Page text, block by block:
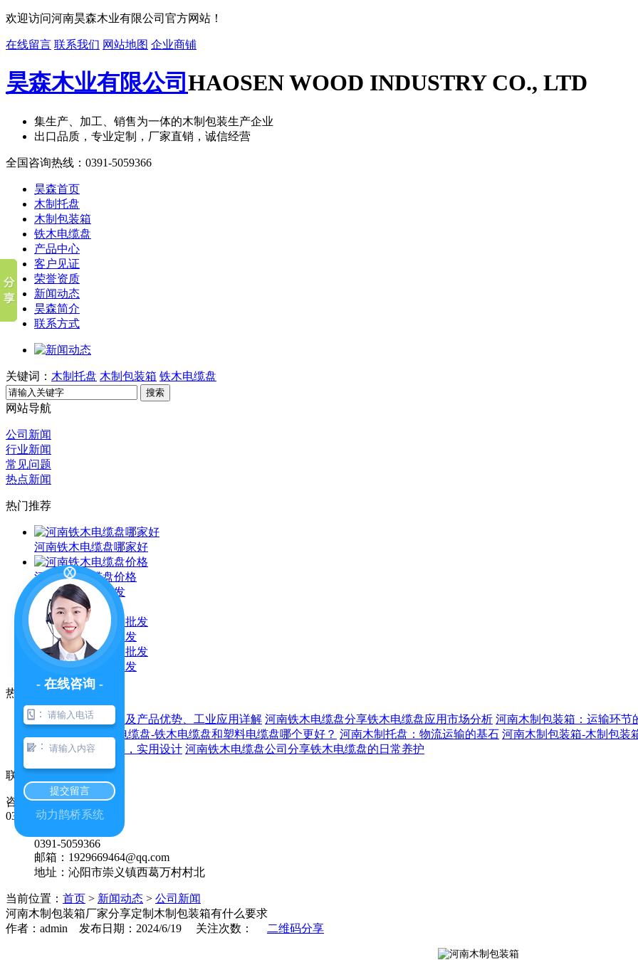
欢迎访问河南昊森木业有限公司官方网站！
在线留言 联系我们 网站地图 企业商铺
昊森木业有限公司HAOSEN WOOD INDUSTRY CO., LTD
集生产、加工、销售为一体的木制包装生产企业
出口品质，专业定制，厂家直销，诚信经营
全国咨询热线： 0391-5059366
昊森首页
木制托盘
木制包装箱
铁木电缆盘
产品中心
客户见证
荣誉资质
新闻动态
昊森简介
联系方式
关键词： 木制托盘 木制包装箱 铁木电缆盘
搜索
网站导航
公司新闻
行业新闻
常见问题
热点新闻
热门推荐
河南铁木电缆盘哪家好
河南铁木电缆盘价格
铁木电缆盘批发
河南铁木电缆盘批发
铁木电缆盘厂家批发
热门新闻
河南木制托盘价格及产品优势、工业应用详解 河南铁木电缆盘分享铁木电缆盘应用市场分析 河南木制包装箱：运输环节
河南铁木电缆盘-铁木电缆盘和塑料电缆盘哪个更好？ 河南木制托盘：物流运输的基石 河南木制包装箱-木制包装
电缆盘：优质材料，实用设计 河南铁木电缆盘公司分享铁木电缆盘的日常养护
联系我们
咨询热线
0391-5059366
0391-5059366
邮箱：1929669464@qq.com
地址：沁阳市崇义镇西葛万村村北
当前位置： 首页 > 新闻动态 > 公司新闻
河南木制包装箱厂家分享定制木制包装箱有什么要求
作者：admin 发布日期：2024/6/19 关注次数：
二维码分享
- 在线咨询 -
：
：
提交留言
动力鹊桥系统